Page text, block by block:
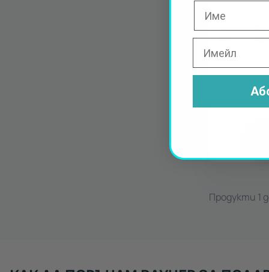
Ваучер
Advanced
Продукти 1